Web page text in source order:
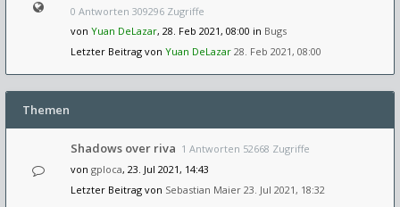
0 Antworten 309296 Zugriffe
von Yuan DeLazar, 28. Feb 2021, 08:00 in Bugs
Letzter Beitrag von Yuan DeLazar 28. Feb 2021, 08:00
Themen
Shadows over riva 1 Antworten 52668 Zugriffe
von gploca, 23. Jul 2021, 14:43
Letzter Beitrag von Sebastian Maier 23. Jul 2021, 18:32